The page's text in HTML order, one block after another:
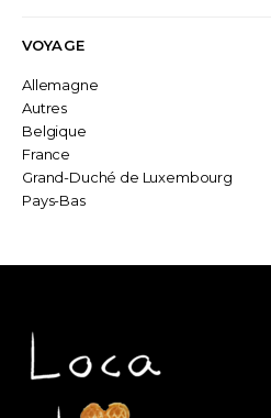
VOYAGE
Allemagne
Autres
Belgique
France
Grand-Duché de Luxembourg
Pays-Bas